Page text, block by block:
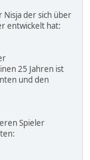
der sich über
entwickelt hat:
25 Jahren ist
und den
Spieler